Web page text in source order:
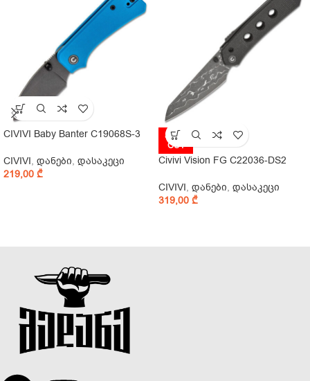
CIVIVI Baby Banter C19068S-3
CIVIVI, დანები, დასაკეცი
219,00 ₾
SOLD
OUT
Civivi Vision FG C22036-DS2
CIVIVI, დანები, დასაკეცი
319,00 ₾